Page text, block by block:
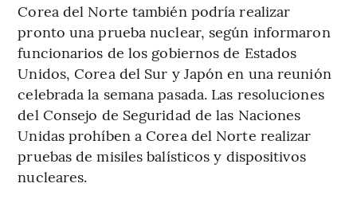
Corea del Norte también podría realizar
pronto una prueba nuclear, según informaron
funcionarios de los gobiernos de Estados
Unidos, Corea del Sur y Japón en una reunión
celebrada la semana pasada. Las resoluciones
del Consejo de Seguridad de las Naciones
Unidas prohíben a Corea del Norte realizar
pruebas de misiles balísticos y dispositivos
nucleares.